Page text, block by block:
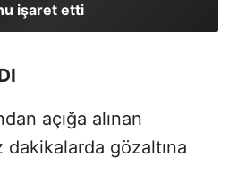
işaret etti
açığa alınan
gözaltına